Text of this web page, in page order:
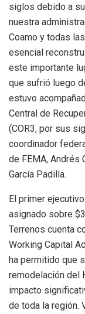
siglos debido a
nuestra
Coamo y todas
esencial
este importante
que sufrió luego
estuvo
Central de
(COR3, por sus
coordinador
de FEMA, Andrés
García Padilla.
El primer
asignado sobre
Terrenos cuenta
Working Capital
ha permitido que
remodelación del
impacto
de toda la región.